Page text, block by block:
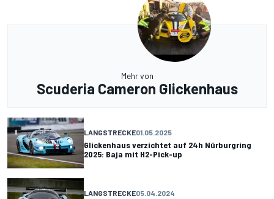
Mehr von
Scuderia Cameron Glickenhaus
LANGSTRECKE01.05.2025
Glickenhaus verzichtet auf 24h Nürburgring
2025: Baja mit H2-Pick-up
LANGSTRECKE05.04.2024